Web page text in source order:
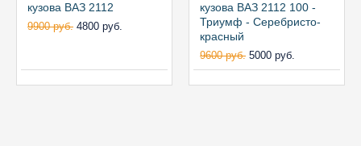
кузова ВАЗ 2112
9900 руб. 4800 руб.
кузова ВАЗ 2112 100 -
Триумф - Серебристо-
красный
9600 руб. 5000 руб.